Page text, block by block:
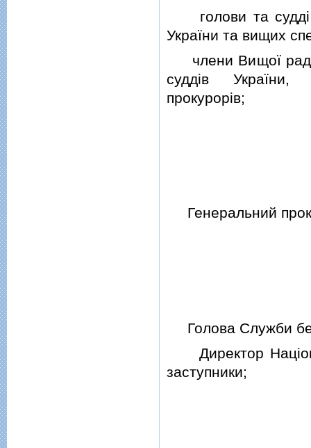
голови та суддi
України та вищих
члени Вищої ради
суддiв України,
прокурорiв;
Генеральний
Голова Служби
Директор
заступники;